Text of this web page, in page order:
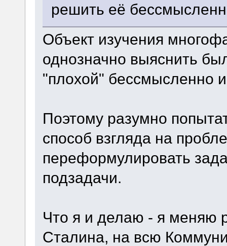
решить её
Объект изучения
однозначно выяснить
"плохой" бессмысленно
Поэтому разумно
способ взгляда на
переформулировать
подзадачи.
Что я и делаю - я меняю
Сталина, на всю